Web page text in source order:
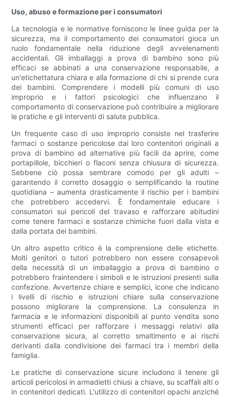
Uso, abuso e formazione per i consumatori
La tecnologia e le normative forniscono le linee guida per la
sicurezza, ma il comportamento dei consumatori gioca un
ruolo fondamentale nella riduzione degli avvelenamenti
accidentali. Gli imballaggi a prova di bambino sono più
efficaci se abbinati a una conservazione responsabile, a
un'etichettatura chiara e alla formazione di chi si prende cura
dei bambini. Comprendere i modelli più comuni di uso
improprio e i fattori psicologici che influenzano il
comportamento di conservazione può contribuire a migliorare
le pratiche e gli interventi di salute pubblica.
Un frequente caso di uso improprio consiste nel trasferire
farmaci o sostanze pericolose dai loro contenitori originali a
prova di bambino ad alternative più facili da aprire, come
portapillole, bicchieri o flaconi senza chiusura di sicurezza.
Sebbene ciò possa sembrare comodo per gli adulti –
garantendo il corretto dosaggio o semplificando la routine
quotidiana – aumenta drasticamente il rischio per i bambini
che potrebbero accedervi. È fondamentale educare i
consumatori sui pericoli del travaso e rafforzare abitudini
come tenere farmaci e sostanze chimiche fuori dalla vista e
dalla portata dei bambini.
Un altro aspetto critico è la comprensione delle etichette.
Molti genitori o tutori potrebbero non essere consapevoli
della necessità di un imballaggio a prova di bambino o
potrebbero fraintendere i simboli e le istruzioni presenti sulla
confezione. Avvertenze chiare e semplici, icone che indicano
i livelli di rischio e istruzioni chiare sulla conservazione
possono migliorare la comprensione. La consulenza in
farmacia e le informazioni disponibili al punto vendita sono
strumenti efficaci per rafforzare i messaggi relativi alla
conservazione sicura, al corretto smaltimento e ai rischi
derivanti dalla condivisione dei farmaci tra i membri della
famiglia.
Le pratiche di conservazione sicure includono il tenere gli
articoli pericolosi in armadietti chiusi a chiave, su scaffali alti o
in contenitori dedicati. L'utilizzo di contenitori opachi anziché